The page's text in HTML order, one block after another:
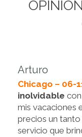
Arturo
Chicago – 06-
inolvidable
mis vacaciones
precios un
servicio que